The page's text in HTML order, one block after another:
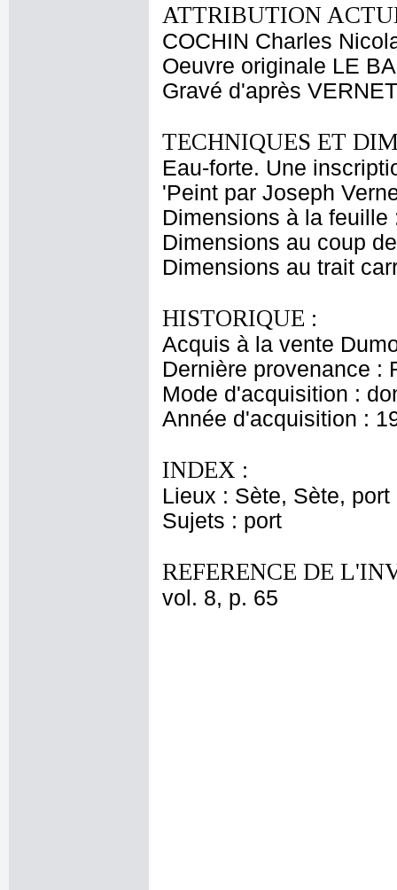
ATTRIBUTION
COCHIN Charles
Oeuvre originale LE
Gravé d'après
TECHNIQUES ET
Eau-forte. Une
'Peint par Joseph
Dimensions à la
Dimensions au coup
Dimensions au trait
HISTORIQUE :
Acquis à la vente
Dernière provenance :
Mode d'acquisition :
Année d'acquisition :
INDEX :
Lieux : Sète, Sète, port
Sujets : port
REFERENCE DE
vol. 8, p. 65